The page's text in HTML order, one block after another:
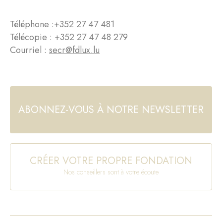
Téléphone :+352 27 47 481
Télécopie : +352 27 47 48 279
Courriel : secr@fdlux.lu
ABONNEZ-VOUS À NOTRE NEWSLETTER
CRÉER VOTRE PROPRE FONDATION
Nos conseillers sont à votre écoute